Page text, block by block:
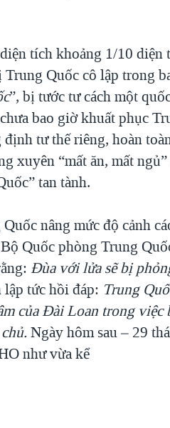
tích khoảng 1/10 diện
Quốc cô lập trong
”, bị tước tư cách một
bao giờ khuất phục
tư thế riêng, hoàn
xuyên “mất ăn, mất
tan tành.
nâng mức độ cảnh
Quốc phòng Trung
Đùa với lửa sẽ bị
tức hồi đáp: Trung
của Đài Loan trong việc
chủ.Ngày hôm sau – 29
như vừa kể